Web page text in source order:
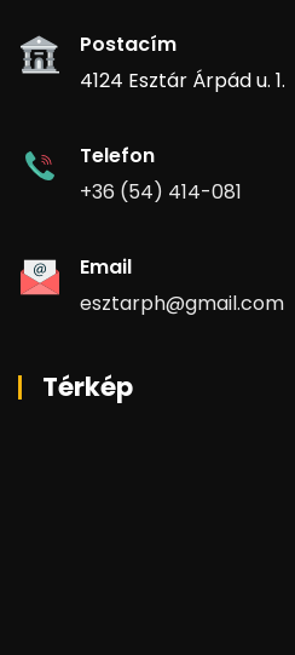
Postacím
4124 Esztár Árpád u. 1.
Telefon
+36 (54) 414-081
Email
esztarph@gmail.com
Térkép